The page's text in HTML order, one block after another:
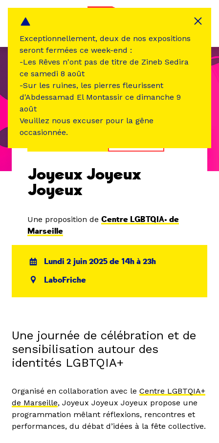
Joyeux Joyeux
Joyeux
Une proposition de Centre LGBTQIA+ de
Marseille
Lundi 2 juin 2025 de 14h à 23h
LaboFriche
Une journée de célébration et de
sensibilisation autour des
identités LGBTQIA+
Organisé en collaboration avec le Centre LGBTQIA+
de Marseille, Joyeux Joyeux Joyeux propose une
programmation mêlant réflexions, rencontres et
performances, du débat d’idées à la fête collective.
Exceptionnellement, deux de nos expositions
seront fermées ce week-end :
-Les Rêves n'ont pas de titre de Zineb Sedira
ce samedi 8 août
-Sur les ruines, les pierres fleurissent
d'Abdessamad El Montassir ce dimanche 9
août
Veuillez nous excuser pour la gêne
occasionnée.
Panneau de gestion des cookies